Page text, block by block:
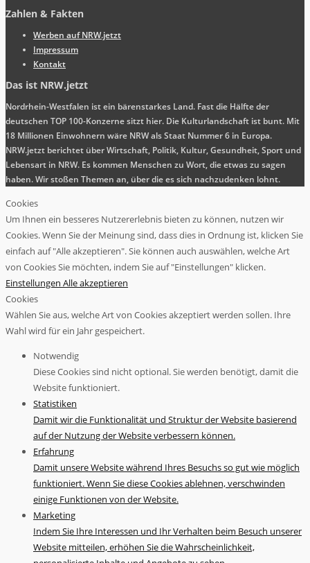
Zahlen & Fakten
Werben auf NRW.jetzt
Impressum
Kontakt
Das ist NRW.jetzt
Nordrhein-Westfalen ist ein bärenstarkes Land. Fast die Hälfte der
deutschen TOP 100-Konzerne sitzt hier. Die Kulturlandschaft ist bunt. Mit
18 Millionen Einwohnern wäre NRW als Staat Nummer 6 in Europa.
NRW.jetzt berichtet über Wirtschaft, Politik, Kultur, Gesundheit, Sport und
Lebensart in NRW. Es kommen Menschen zu Wort, die etwas zu sagen
haben. Wir stoßen Themen an, über die es sich nachzudenken lohnt.
Cookies
Um Ihnen ein besseres Nutzererlebnis bieten zu können, nutzen wir
Cookies. Wenn Sie der Meinung sind, dass dies in Ordnung ist, klicken Sie
einfach auf "Alle akzeptieren". Sie können auch auswählen, welche Art
von Cookies Sie möchten, indem Sie auf "Einstellungen" klicken.
Einstellungen Alle akzeptieren
Cookies
Wählen Sie aus, welche Art von Cookies akzeptiert werden sollen. Ihre
Wahl wird für ein Jahr gespeichert.
Notwendig
Diese Cookies sind nicht optional. Sie werden benötigt, damit die
Website funktioniert.
Statistiken
Damit wir die Funktionalität und Struktur der Website basierend
auf der Nutzung der Website verbessern können.
Erfahrung
Damit unsere Website während Ihres Besuchs so gut wie möglich
funktioniert. Wenn Sie diese Cookies ablehnen, verschwinden
einige Funktionen von der Website.
Marketing
Indem Sie Ihre Interessen und Ihr Verhalten beim Besuch unserer
Website mitteilen, erhöhen Sie die Wahrscheinlichkeit,